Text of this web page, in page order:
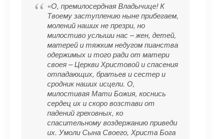
«О, премилосердная Владычице! К
Твоему заступлению ныне прибегаем,
молений наших не презри, но
милостиво услыши нас – жен, детей,
матерей и тяжким недугом пианства
одержимых и того ради от матери
своея – Церкви Христовой и спасения
отпадающих, братьев и сестер и
сродник наших исцели. О,
милостивая Мати Божия, коснись
сердец их и скоро возстави от
падений греховных, ко
спасительному воздержанию приведи
их. Умоли Сына Своего, Христа Бога